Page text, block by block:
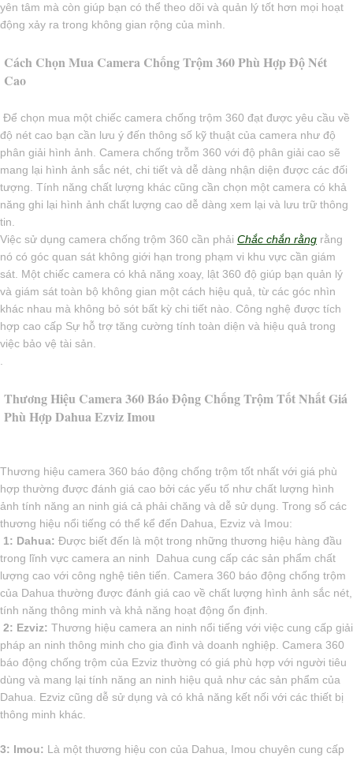
yên tâm mà còn giúp bạn có thể theo dõi và quản lý tốt hơn mọi hoạt
động xảy ra trong không gian rộng của mình.
Cách Chọn Mua Camera Chống Trộm 360 Phù Hợp Độ Nét
Cao
Để chọn mua một chiếc camera chống trộm 360 đạt được yêu cầu về
độ nét cao bạn cần lưu ý đến thông số kỹ thuật của camera như độ
phân giải hình ảnh. Camera chống trỗm 360 với độ phân giải cao sẽ
mang lại hình ảnh sắc nét, chi tiết và dễ dàng nhận diện được các đối
tượng. Tính năng chất lượng khác cũng cần chọn một camera có khả
năng ghi lại hình ảnh chất lượng cao dễ dàng xem lại và lưu trữ thông
tin.
Việc sử dụng camera chống trộm 360 cần phải Chắc chắn rằng rằng
nó có góc quan sát không giới hạn trong phạm vi khu vực cần giám
sát. Một chiếc camera có khả năng xoay, lật 360 độ giúp bạn quản lý
và giám sát toàn bộ không gian một cách hiệu quả, từ các góc nhìn
khác nhau mà không bỏ sót bất kỳ chi tiết nào. Công nghệ được tích
hợp cao cấp Sự hỗ trợ tăng cường tính toàn diện và hiệu quả trong
việc bảo vệ tài sản.
Thương Hiệu Camera 360 Báo Động Chống Trộm Tốt Nhất Giá
Phù Hợp Dahua Ezviz Imou
Thương hiệu camera 360 báo động chống trộm tốt nhất với giá phù
hợp thường được đánh giá cao bởi các yếu tố như chất lượng hình
ảnh tính năng an ninh giá cả phải chăng và dễ sử dụng. Trong số các
thương hiệu nổi tiếng có thể kể đến Dahua, Ezviz và Imou:
️ 1: Dahua: Được biết đến là một trong những thương hiệu hàng đầu
trong lĩnh vực camera an ninh Dahua cung cấp các sản phẩm chất
lượng cao với công nghệ tiên tiến. Camera 360 báo động chống trộm
của Dahua thường được đánh giá cao về chất lượng hình ảnh sắc nét,
tính năng thông minh và khả năng hoạt động ổn định.
2: Ezviz: Thương hiệu camera an ninh nổi tiếng với việc cung cấp giải
pháp an ninh thông minh cho gia đình và doanh nghiệp. Camera 360
báo động chống trộm của Ezviz thường có giá phù hợp với người tiêu
dùng và mang lại tính năng an ninh hiệu quả như các sản phẩm của
Dahua. Ezviz cũng dễ sử dụng và có khả năng kết nối với các thiết bị
thông minh khác.
3: Imou: Là một thương hiệu con của Dahua, Imou chuyên cung cấp